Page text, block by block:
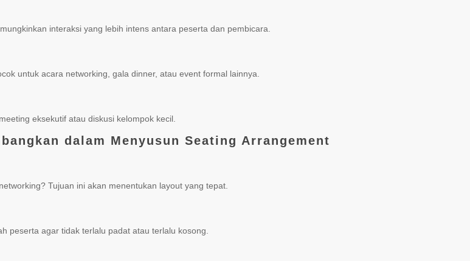
interaksi yang lebih intens antara peserta dan pembicara.
untuk acara networking, gala dinner, atau event formal lainnya.
eksekutif atau diskusi kelompok kecil.
dalam Menyusun Seating Arrangement
Tujuan ini akan menentukan layout yang tepat.
peserta agar tidak terlalu padat atau terlalu kosong.